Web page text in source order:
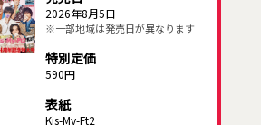
2026年8月5日
※一部地域は発売日が異なります
特別定価
590円
表紙
Kis-My-Ft2